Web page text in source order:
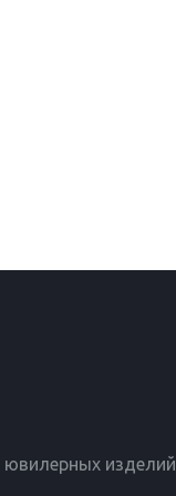
изделий